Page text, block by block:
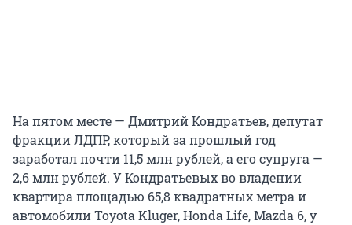
На пятом месте — Дмитрий Кондратьев, депутат
фракции ЛДПР, который за прошлый год
заработал почти 11,5 млн рублей, а его супруга —
2,6 млн рублей. У Кондратьевых во владении
квартира площадью 65,8 квадратных метра и
автомобили Toyota Kluger, Honda Life, Mazda 6, у